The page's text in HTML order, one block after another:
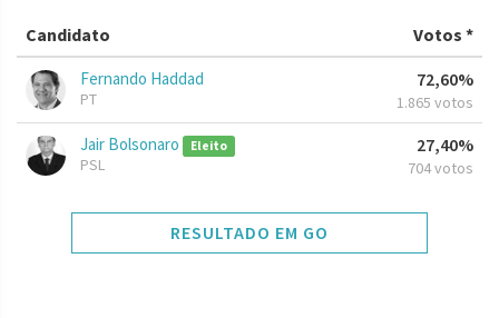
Candidato Votos *
Fernando Haddad
PT
72,60%
1.865 votos
Jair Bolsonaro Eleito
PSL
27,40%
704 votos
RESULTADO EM GO